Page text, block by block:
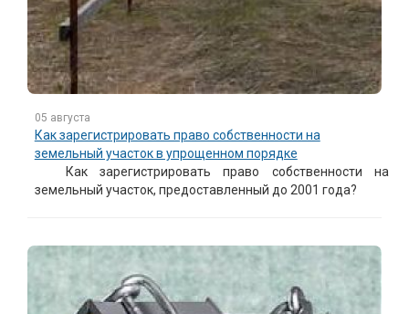
05 августа
Как зарегистрировать право собственности на
земельный участок в упрощенном порядке
Как зарегистрировать право собственности на
земельный участок, предоставленный до 2001 года?